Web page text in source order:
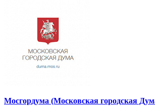
Мосгордума (Московская городская